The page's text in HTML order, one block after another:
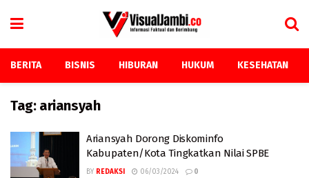
BERITA BISNIS HIBURAN HUKUM KESEHATAN
Tag: ariansyah
Ariansyah Dorong Diskominfo
Kabupaten/Kota Tingkatkan Nilai SPBE
BY REDAKSI 06/03/2024 0